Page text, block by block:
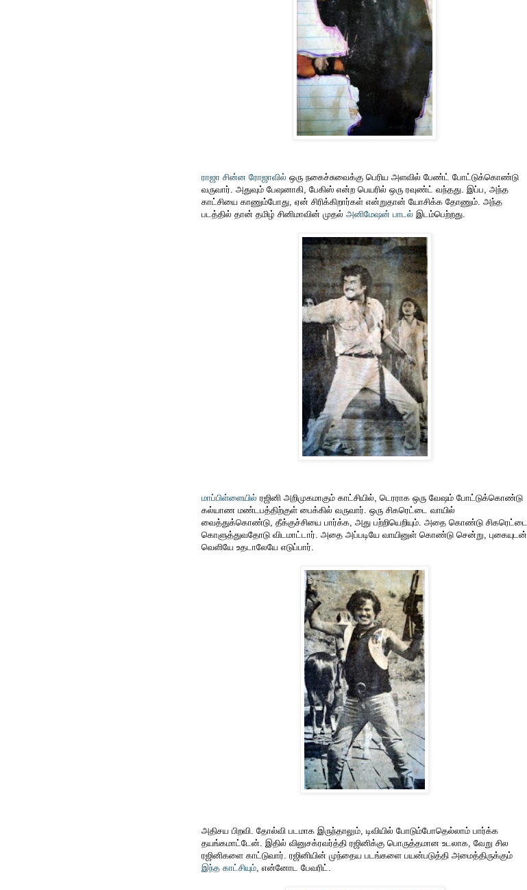
ராஜா சின்ன ரோஜாவில் ஒரு நகைச்சுவைக்கு பெரிய அளவில் பேண்ட் போட்டுக்கொண்டு
வருவார். அதுவும் பேஷனாகி, பேகிஸ் என்ற பெயரில் ஒரு ரவுண்ட் வந்தது. இப்ப, அந்த
காட்சியை காணும்போது, ஏன் சிரிக்கிறார்கள் என்றுதான் யோசிக்க தோணும். அந்த
படத்தில் தான் தமிழ் சினிமாவின் முதல் அனிமேஷன் பாடல் இடம்பெற்றது.
மாப்பிள்ளையில் ரஜினி அறிமுகமாகும் காட்சியில், டெரராக ஒரு வேஷம் போட்டுக்கொண்டு
கல்யாண மண்டபத்திற்குள் பைக்கில் வருவார். ஒரு சிகரெட்டை வாயில்
வைத்துக்கொண்டு, தீக்குச்சியை பார்க்க, அது பற்றியெறியும். அதை கொண்டு சிகரெட்டை
கொளுத்துவதோடு விடமாட்டார். அதை அப்படியே வாயினுள் கொண்டு சென்று, புகையுடன்
வெளியே உதடாலேயே எடுப்பார்.
அதிசய பிறவி. தோல்வி படமாக இருந்தாலும், டிவியில் போடும்போதெல்லாம் பார்க்க
தயங்கமாட்டேன். இதில் வினுசக்ரவர்த்தி ரஜினிக்கு பொருத்தமான உடலாக, வேறு சில
ரஜினிகளை காட்டுவார். ரஜினியின் முந்தைய படங்களை பயன்படுத்தி அமைத்திருக்கும்
இந்த காட்சியும் , என்னோட பேவரிட்.